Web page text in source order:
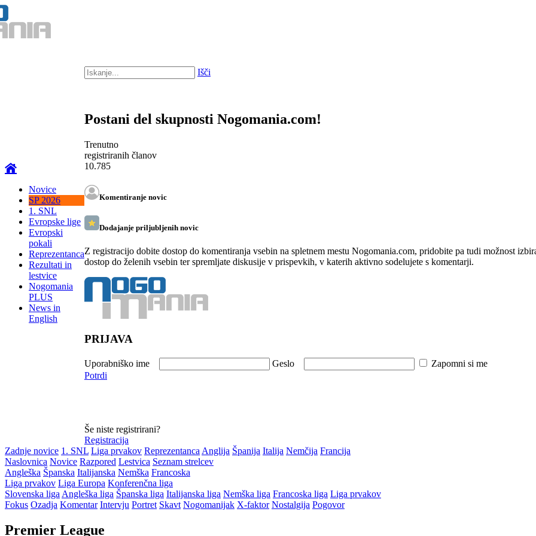
Novice
SP 2026
1. SNL
Evropske lige
Evropski
pokali
Reprezentanca
Rezultati in
lestvice
Nogomania
PLUS
News in
English
Išči
Postani del skupnosti Nogomania.com!
Trenutno
registriranih članov
10.785
Komentiranje novic
Dodajanje priljubljenih novic
Z registracijo dobite dostop do komentiranja vsebin na spletnem mestu Nogomania.com, pridobite pa tudi možnost
dostop do želenih vsebin ter spremljate diskusije v prispevkih, v katerih aktivno sodelujete s komentarji.
PRIJAVA
Uporabniško ime Geslo Zapomni si me
Potrdi
Še niste registrirani?
Registracija
Zadnje novice 1. SNL Liga prvakov Reprezentanca Anglija Španija Italija Nemčija Francija
Naslovnica Novice Razpored Lestvica Seznam strelcev
Angleška Španska Italijanska Nemška Francoska
Liga prvakov Liga Europa Konferenčna liga
Slovenska liga Angleška liga Španska liga Italijanska liga Nemška liga Francoska liga Liga prvakov
Fokus Ozadja Komentar Intervju Portret Skavt Nogomanijak X-faktor Nostalgija Pogovor
Premier League